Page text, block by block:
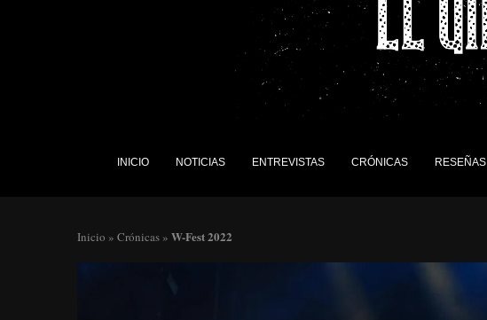
INICIO NOTICIAS ENTREVISTAS CRÓNICAS RESEÑAS
Inicio » Crónicas » W-Fest 2022